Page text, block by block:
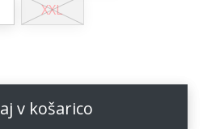
XXL
v košarico